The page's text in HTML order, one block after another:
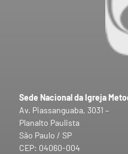
Sede Nacional da Igreja
Av. Piassanguaba, 3031 –
Planalto Paulista
São Paulo / SP
CEP: 04060-004